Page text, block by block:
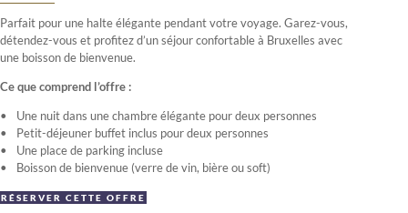
Parfait pour une halte élégante pendant votre voyage. Garez-vous,
détendez-vous et profitez d’un séjour confortable à Bruxelles avec
une boisson de bienvenue.
Ce que comprend l’offre :
Une nuit dans une chambre élégante pour deux personnes
Petit-déjeuner buffet inclus pour deux personnes
Une place de parking incluse
Boisson de bienvenue (verre de vin, bière ou soft)
RÉSERVER CETTE OFFRE